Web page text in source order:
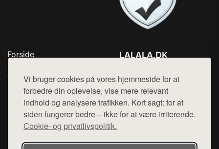
Vi bruger cookies på vores hjemmeside for at
forbedre din oplevelse, vise mere relevant
indhold og analysere trafikken. Kort sagt: for at
siden fungerer bedre – ikke for at være irriterende.
Cookie- og privatlivspolitik.
Forside
Top Rabatter
Blog
Kontakt
LALALA.DK
Mail: hej@want.dk
Cookie- og privatlivspolitik